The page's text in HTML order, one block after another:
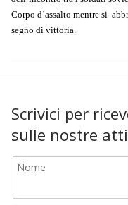
Corpo d’assalto mentre si
segno di vittoria.
Scrivici per
sulle nostre
Nome